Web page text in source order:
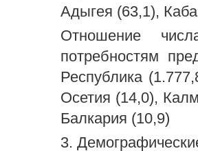
Адыгея (63,1),
Отношение
потребностям
Республика
Осетия (14,0),
Балкария (10,9)
3.